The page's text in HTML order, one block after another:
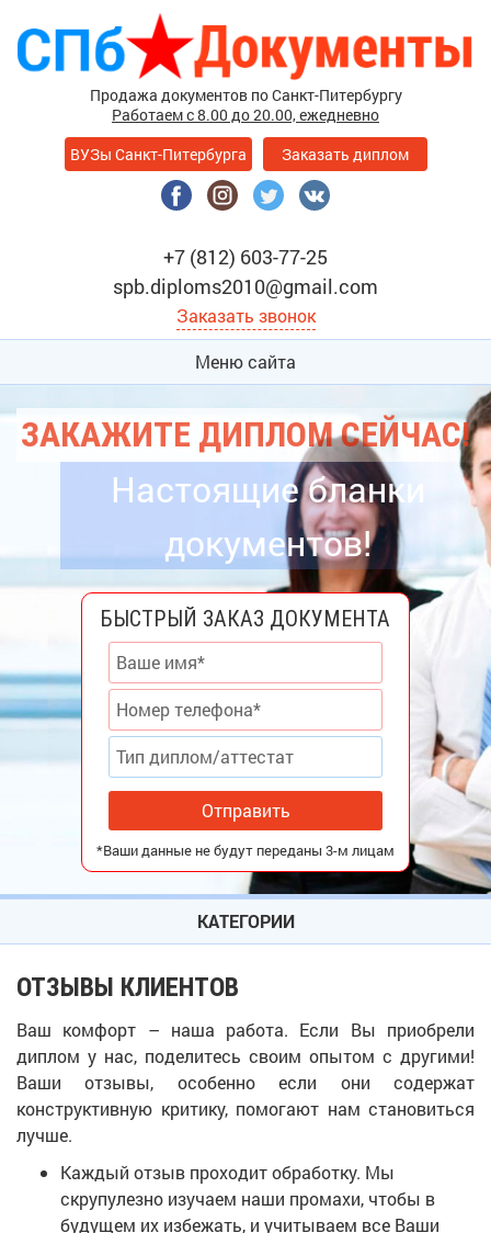
Продажа документов по Санкт-Питербургу
Работаем с 8.00 до 20.00, ежедневно
ВУЗы Санкт-Питербурга
Заказать диплом
+7 (812) 603-77-25
spb.diploms2010@gmail.com
Заказать звонок
Меню сайта
ЗАКАЖИТЕ ДИПЛОМ СЕЙЧАС!
Настоящие бланки
документов!
БЫСТРЫЙ ЗАКАЗ ДОКУМЕНТА
Отправить
*Ваши данные не будут переданы 3-м лицам
КАТЕГОРИИ
ОТЗЫВЫ КЛИЕНТОВ
Ваш комфорт – наша работа. Если Вы приобрели
диплом у нас, поделитесь своим опытом с другими!
Ваши отзывы, особенно если они содержат
конструктивную критику, помогают нам становиться
лучше.
Каждый отзыв проходит обработку. Мы
скрупулезно изучаем наши промахи, чтобы в
будущем их избежать, и учитываем все Ваши